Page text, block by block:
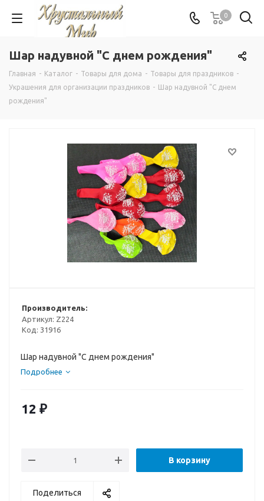
0
Шар надувной "С днем рождения"
Главная - Каталог - Товары для дома - Товары для праздников -
Украшения для организации праздников - Шар надувной "С днем
рождения"
Производитель:
Артикул: Z224
Код: 31916
Шар надувной "С днем рождения"
Подробнее
12 ₽
В корзину
Поделиться